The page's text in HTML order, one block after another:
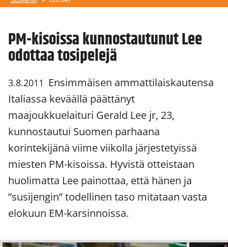
PM-kisoissa kunnostautunut Lee
odottaa tosipelejä
3.8.2011 Ensimmäisen ammattilaiskautensa
Italiassa keväällä päättänyt
maajoukkuelaituri Gerald Lee jr, 23,
kunnostautui Suomen parhaana
korintekijänä viime viikolla järjestetyissä
miesten PM-kisoissa. Hyvistä otteistaan
huolimatta Lee painottaa, että hänen ja
”susijengin” todellinen taso mitataan vasta
elokuun EM-karsinnoissa.